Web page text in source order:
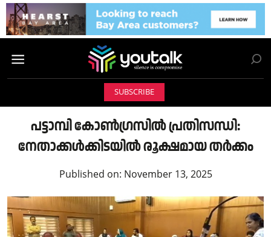
SUBSCRIBE
പട്ടാമ്പി കോൺഗ്രസിൽ പ്രതിസന്ധി:
നേതാക്കൾക്കിടയിൽ രൂക്ഷമായ തർക്കം
Published on: November 13, 2025